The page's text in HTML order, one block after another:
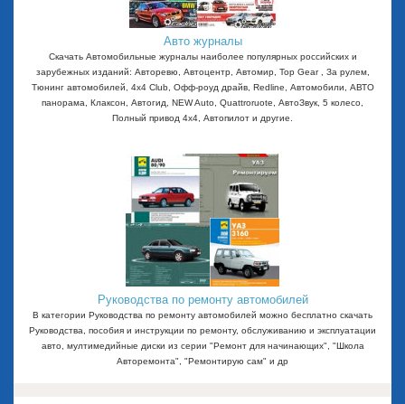
Авто журналы
Скачать Автомобильные журналы наиболее популярных российских и
зарубежных изданий: Авторевю, Автоцентр, Автомир, Top Gear , За рулем,
Тюнинг автомобилей, 4x4 Club, Офф-роуд драйв, Redline, Автомобили, АВТО
панорама, Клаксон, Автогид, NEW Auto, Quattroruote, АвтоЗвук, 5 колесо,
Полный привод 4х4, Автопилот и другие.
Руководства по ремонту автомобилей
В категории Руководства по ремонту автомобилей можно бесплатно скачать
Руководства, пособия и инструкции по ремонту, обслуживанию и эксплуатации
авто, мултимедийные диски из серии "Ремонт для начинающих", "Школа
Авторемонта", "Ремонтирую сам" и др